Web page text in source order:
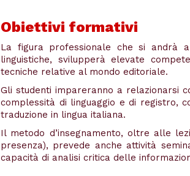
Obiettivi formativi
La figura professionale che si andrà
linguistiche, svilupperà elevate
tecniche relative al mondo editoriale.
Gli studenti impareranno a relazionarsi
complessità di linguaggio e di registro,
traduzione in lingua italiana.
Il metodo d’insegnamento, oltre alle
presenza), prevede anche attività
capacità di analisi critica delle